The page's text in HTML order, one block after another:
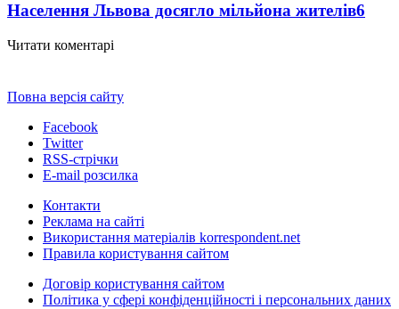
Населення Львова досягло мільйона жителів6
Читати коментарі
Повна версія сайту
Facebook
Twitter
RSS-стрічки
E-mail розсилка
Контакти
Реклама на сайті
Використання матеріалів korrespondent.net
Правила користування сайтом
Договір користування сайтом
Політика у сфері конфіденційності і персональних даних